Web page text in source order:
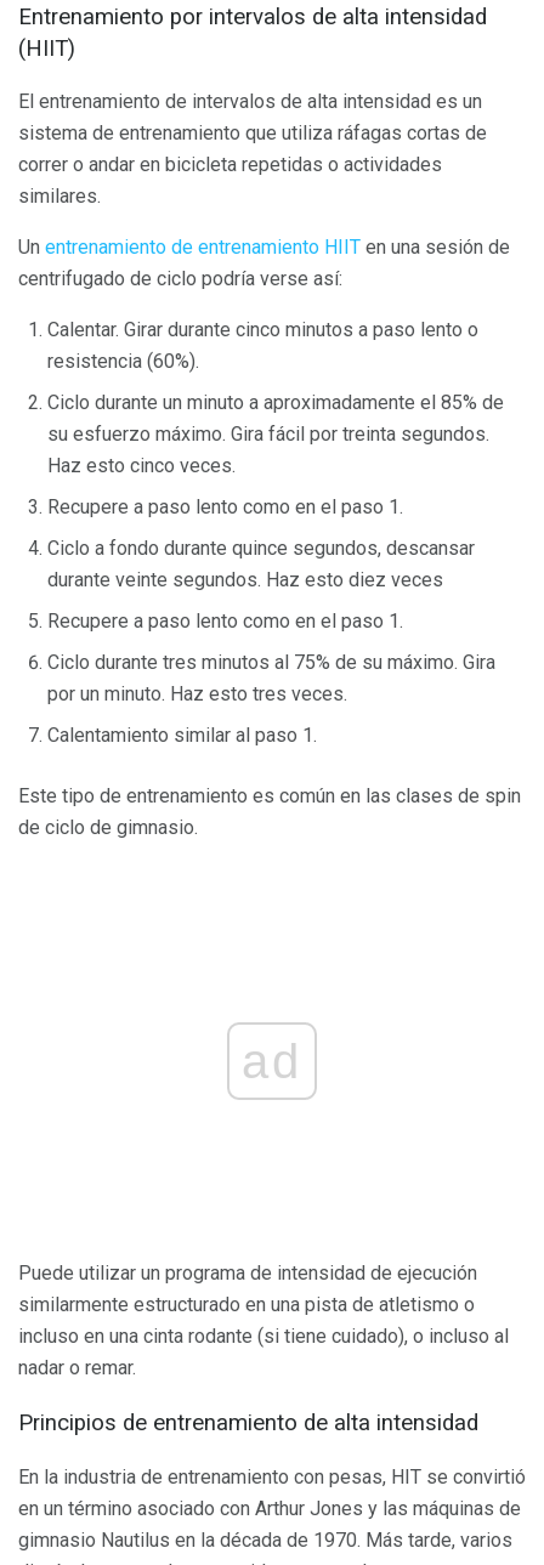
Entrenamiento por intervalos de alta intensidad
(HIIT)
El entrenamiento de intervalos de alta intensidad es un
sistema de entrenamiento que utiliza ráfagas cortas de
correr o andar en bicicleta repetidas o actividades
similares.
Un entrenamiento de entrenamiento HIIT en una sesión de
centrifugado de ciclo podría verse así:
Calentar. Girar durante cinco minutos a paso lento o
resistencia (60%).
Ciclo durante un minuto a aproximadamente el 85% de
su esfuerzo máximo. Gira fácil por treinta segundos.
Haz esto cinco veces.
Recupere a paso lento como en el paso 1.
Ciclo a fondo durante quince segundos, descansar
durante veinte segundos. Haz esto diez veces
Recupere a paso lento como en el paso 1.
Ciclo durante tres minutos al 75% de su máximo. Gira
por un minuto. Haz esto tres veces.
Calentamiento similar al paso 1.
Este tipo de entrenamiento es común en las clases de spin
de ciclo de gimnasio.
ad
Puede utilizar un programa de intensidad de ejecución
similarmente estructurado en una pista de atletismo o
incluso en una cinta rodante (si tiene cuidado), o incluso al
nadar o remar.
Principios de entrenamiento de alta intensidad
En la industria de entrenamiento con pesas, HIT se convirtió
en un término asociado con Arthur Jones y las máquinas de
gimnasio Nautilus en la década de 1970. Más tarde, varios